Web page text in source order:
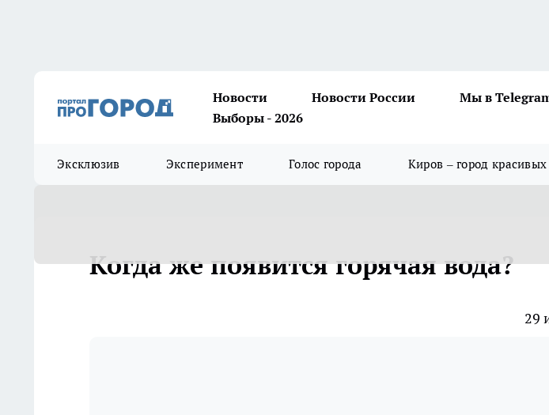
Новости Новости России Мы в
Выборы - 2026
Эксклюзив Эксперимент Голос города Киров – город
Когда же появится горячая вода?
29